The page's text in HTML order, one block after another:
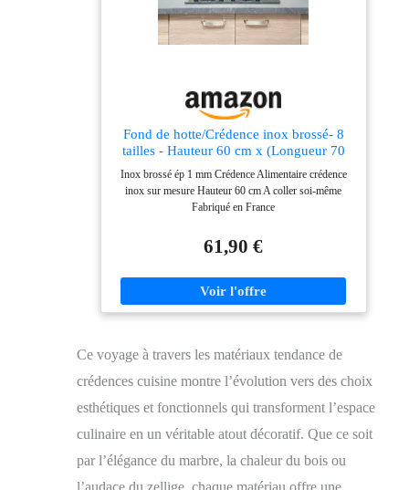
Fond de hotte/Crédence inox brossé- 8
tailles - Hauteur 60 cm x (Longueur 70
cm)
Inox brossé ép 1 mm Crédence Alimentaire crédence
inox sur mesure Hauteur 60 cm A coller soi-même
Fabriqué en France
61,90 €
Ce voyage à travers les matériaux tendance de
crédences cuisine montre l’évolution vers des choix
esthétiques et fonctionnels qui transforment l’espace
culinaire en un véritable atout décoratif. Que ce soit
par l’élégance du marbre, la chaleur du bois ou
l’audace du zellige, chaque matériau offre une